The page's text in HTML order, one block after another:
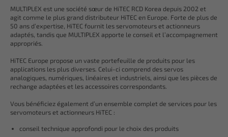
MULTIPLEX est une société sœur de HiTEC RCD Korea depuis 2002 et
agit comme le plus grand distributeur HiTEC en Europe. Forte de plus de
50 ans d’expertise, HiTEC fournit les servomoteurs et actionneurs
adaptés, tandis que MULTIPLEX apporte le conseil et l’accompagnement
appropriés.
HiTEC Europe propose un vaste portefeuille de produits pour les
applications les plus diverses. Celui-ci comprend des servos
analogiques, numériques, linéaires et industriels, ainsi que les pièces de
rechange adaptées et les accessoires correspondants.
Vous bénéficiez également d’un ensemble complet de services pour les
servomoteurs et actionneurs HiTEC :
conseil technique approfondi pour le choix des produits